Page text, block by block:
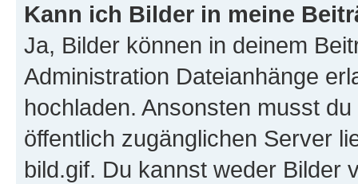
Kann ich Bilder in meine
Ja, Bilder können in deinem
Administration Dateianhänge
hochladen. Ansonsten musst
öffentlich zugänglichen Server
bild.gif. Du kannst weder Bilder